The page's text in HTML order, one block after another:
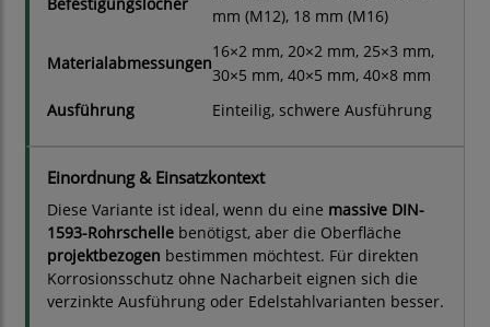
mm (M12), 18 mm (M16)
Materialabmessungen
16×2 mm, 20×2 mm, 25×3 mm,
30×5 mm, 40×5 mm, 40×8 mm
Ausführung
Einteilig, schwere Ausführung
Einordnung & Einsatzkontext
Diese Variante ist ideal, wenn du eine massive DIN-
1593-Rohrschelle benötigst, aber die Oberfläche
projektbezogen bestimmen möchtest. Für direkten
Korrosionsschutz ohne Nacharbeit eignen sich die
verzinkte Ausführung oder Edelstahlvarianten besser.